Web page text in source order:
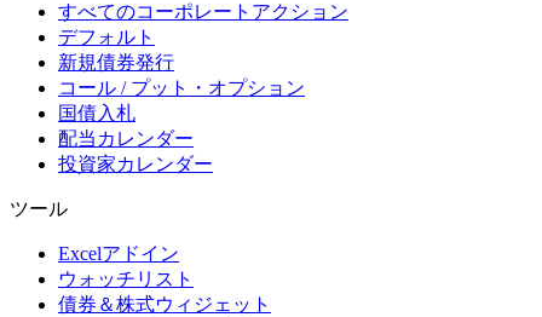
すべてのコーポレートアクション
デフォルト
新規債券発行
コール / プット・オプション
国債入札
配当カレンダー
投資家カレンダー
ツール
Excelアドイン
ウォッチリスト
債券＆株式ウィジェット